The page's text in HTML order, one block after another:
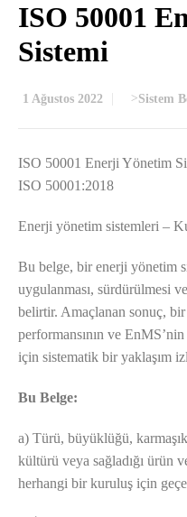
ISO 50001
Sistemi
1 Ağustos 2022 >Sistem
ISO 50001 Enerji Yönetim
ISO 50001:2018
Enerji yönetim sistemleri –
Bu belge, bir enerji yönetim
uygulanması, sürdürülmesi
belirtir. Amaçlanan sonuç,
performansının ve
için sistematik bir yaklaşım
Bu Belge:
a) Türü, büyüklüğü,
kültürü veya sağladığı ürün
herhangi bir kuruluş için